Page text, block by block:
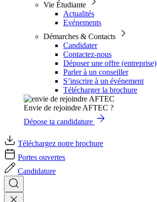
Vie Étudiante
Actualités
Evénements
Démarches & Contacts
Candidater
Contactez-nous
Déposer une offre (entreprise)
Parler à un conseiller
S’inscrire à un événement
Télécharger la brochure
Envie de rejoindre AFTEC ?
Dépose ta candidature
Téléchargez notre brochure
Portes ouvertes
Candidature